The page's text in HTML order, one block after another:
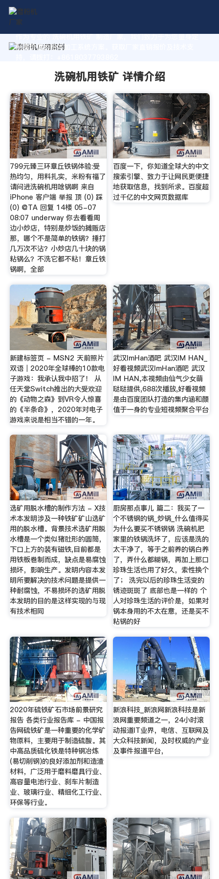
作为专业的 洗碗机用铁矿 制造厂家，我们致力于为您量身定
制高价值的粉体加工系统方案。获取厂家直销报价及技术支
洗碗机用铁矿 详情介绍
799元臻三环章丘铁锅体验:受
热均匀，用料扎实，米粉有福了
请问进洗碗机用啥锅啊 来自
iPhone 客户端 举报 顶 (0) 踩
(0) @TA 回复 14楼 05-07
08:07 underway 你去看看周
边小炒店，特别是炒饭的摊贩店
那，哪个不是简单的铁锅？捶打
几万次不沾？小炒店几十块的锅
粘锅么？不洗它都不粘！章丘铁
锅啊，全部
百度一下，你知道全球大的中文
搜索引擎、致力于让网民更便捷
地获取信息，找到所求。百度超
过千亿的中文网页数据库
新建标签页 - MSN2 天前照片
双语｜2020年全球棒的10款电
子游戏：我承认我中招了！ 从
任天堂Switch推出的大受欢迎
的《动物之森》到VR令人惊喜
的《半条命》，2020年对电子
游戏来说是相当不错的一年。
武汉ImHan酒吧 武汉IM HAN_
好看视频武汉ImHan酒吧 武汉
IM HAN,本视频由仙气少女萌
哒哒提供,688次播放,好看视频
是由百度团队打造的集内涵和颜
值于一身的专业短视频聚合平台
选矿用脱水槽的制作方法 - X技
术本发明涉及一种铁矿矿山选矿
用的脱水槽。背景技术选矿用脱
水槽是一个类似猪肚形的圆筒，
下口上方的装有磁铁,目前都是
用铁板巻制而成，缺点是易腐蚀
损坏，影响生产。发明内容本发
明所要解决的技术问题是提供一
种耐腐蚀，不易损坏的选矿用脱
本发明的目的是这样实现的与现
有技术相同
厨房那点事儿 篇二：我买了一
个不锈钢的锅_炒锅_什么值得买
为什么要买不锈钢锅 洗碗机把
家里的铁锅洗坏了，应该是洗的
太干净了，等于之前养的锅白养
了，弄什么都糊锅，再加上那口
珍珠生活也用了好久，索性换个
了； 洗完以后的珍珠生活变的
锈迹斑斑了 底部也是一样的 个
人对珍珠生活的评价是，如果对
锅本身用的不太在意，还是买不
粘锅的好
2020年硫铁矿石市场前景研究
报告 各类行业报告库 - 中国报
告网硫铁矿是一种重要的化学矿
物原料，主要用于制造硫酸。其
中高品质硫化铁是特种钢冶炼
(易切削钢)的良好添加剂和造渣
材料，广泛用于磨料磨具行业、
高容量电池行业、刹车片制造
业、玻璃行业、精细化工行业、
环保等行业。
新浪科技_新浪网新浪科技是新
浪网重要频道之一，24小时滚
动报道IT业界，电信、互联网及
大众科技新闻，及时权威的产业
及事件报道平台，